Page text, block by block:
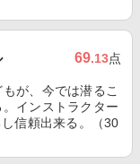
69.13点
が、今では潜るこ
インストラクター
信頼出来る。（30